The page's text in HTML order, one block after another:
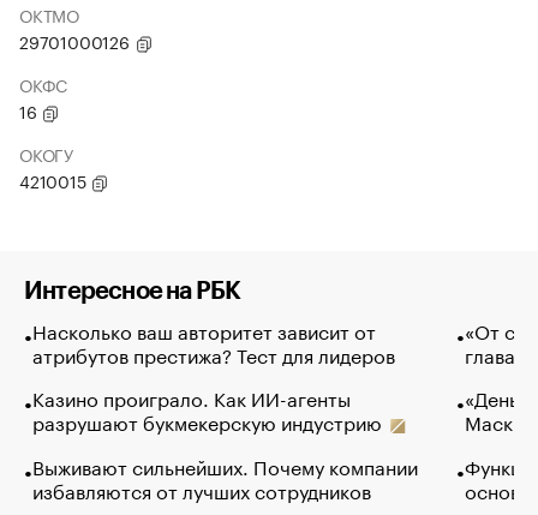
ОКТМО
29701000126
ОКФС
16
ОКОГУ
4210015
Интересное на РБК
Насколько ваш авторитет зависит от
атрибутов престижа? Тест для лидеров
Казино проиграло. Как ИИ-агенты
разрушают букмекерскую индустрию
Выживают сильнейших. Почему компании
избавляются от лучших сотрудников
«От
глава
Маск в
основ